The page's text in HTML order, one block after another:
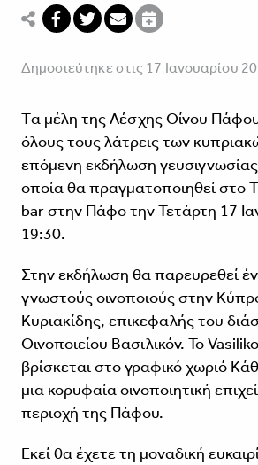
Δημοσιεύτηκε στις 17 Ιανουαρίου
Tα μέλη της Λέσχης Οίνου
όλους τους λάτρεις των
επόμενη εκδήλωση
οποία θα πραγματοποιηθεί στο
bar στην Πάφο την Τετάρτη 17
19:30.
Στην εκδήλωση θα παρευρεθεί
γνωστούς οινοποιούς στην
Κυριακίδης, επικεφαλής του
Οινοποιείου Βασιλικόν. Το
βρίσκεται στο γραφικό χωριό
μια κορυφαία οινοποιητική
περιοχή της Πάφου.
Εκεί θα έχετε τη μοναδική